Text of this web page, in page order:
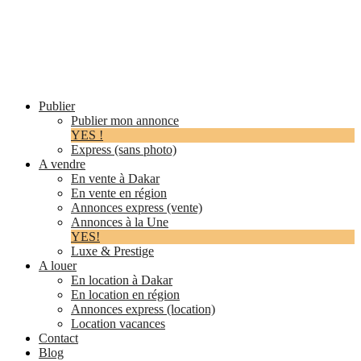
Publier
Publier mon annonce
YES !
Express (sans photo)
A vendre
En vente à Dakar
En vente en région
Annonces express (vente)
Annonces à la Une
YES!
Luxe & Prestige
A louer
En location à Dakar
En location en région
Annonces express (location)
Location vacances
Contact
Blog